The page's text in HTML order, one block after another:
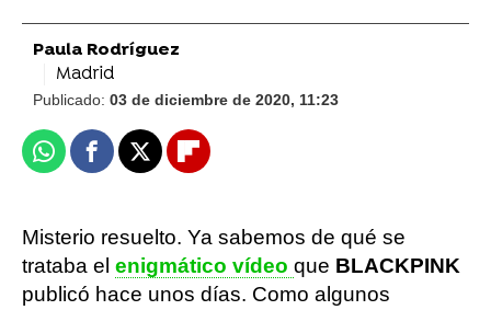
Paula Rodríguez
Madrid
Publicado: 03 de diciembre de 2020, 11:23
WhatsappFacebook
X Flipboard
Misterio resuelto. Ya sabemos de qué se
trataba el enigmático vídeo que BLACKPINK
publicó hace unos días. Como algunos